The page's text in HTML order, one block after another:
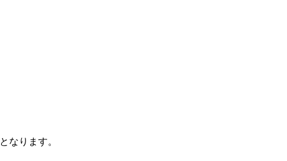
となります。